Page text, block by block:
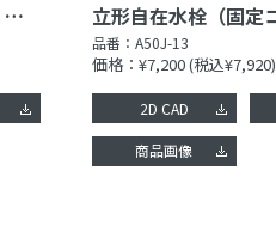
立形自在水栓（固定コマ仕様）［共用形］
品番： A50J-13
価格：¥7,200(税込¥7,920)
2D CAD
商品画像